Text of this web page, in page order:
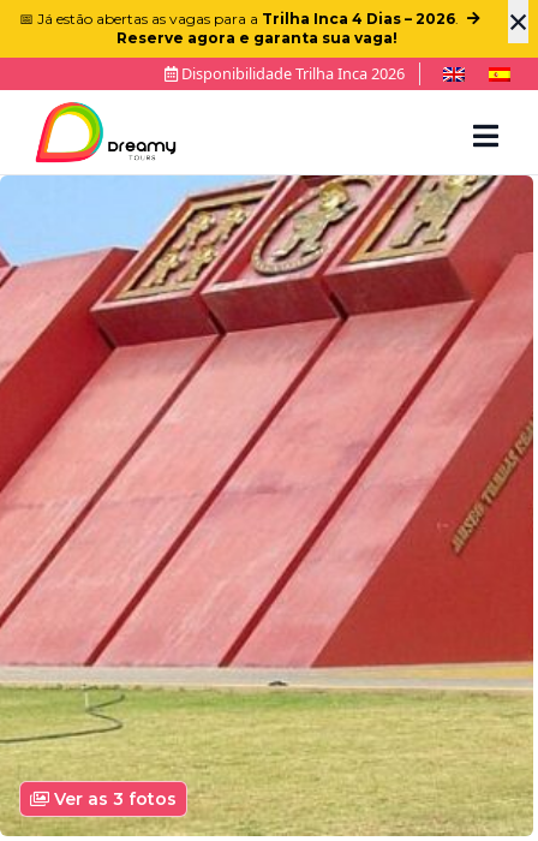
×
📅 Já estão abertas as vagas para a Trilha Inca 4 Dias – 2026.
Reserve agora e garanta sua vaga!
Disponibilidade Trilha Inca 2026
Ver as 3 fotos